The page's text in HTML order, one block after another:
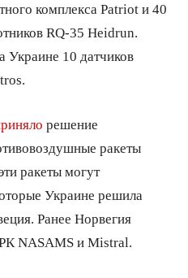
комплекса Patriot и 40
RQ-35 Heidrun.
Украине 10 датчиков
решение
ракеты
ракеты могут
Украине решила
Ранее Норвегия
NASAMS и Mistral.